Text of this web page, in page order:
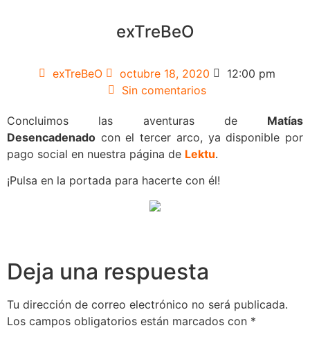
exTreBeO
exTreBeO octubre 18, 2020
12:00 pm
Sin comentarios
Concluimos las aventuras de Matías
Desencadenado con el tercer arco, ya disponible por
pago social en nuestra página de Lektu.
¡Pulsa en la portada para hacerte con él!
Deja una respuesta
Tu dirección de correo electrónico no será publicada.
Los campos obligatorios están marcados con *